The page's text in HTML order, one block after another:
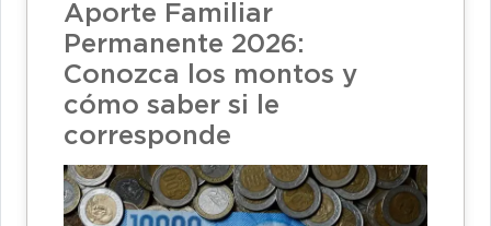
Aporte Familiar
Permanente 2026:
Conozca los montos y
cómo saber si le
corresponde